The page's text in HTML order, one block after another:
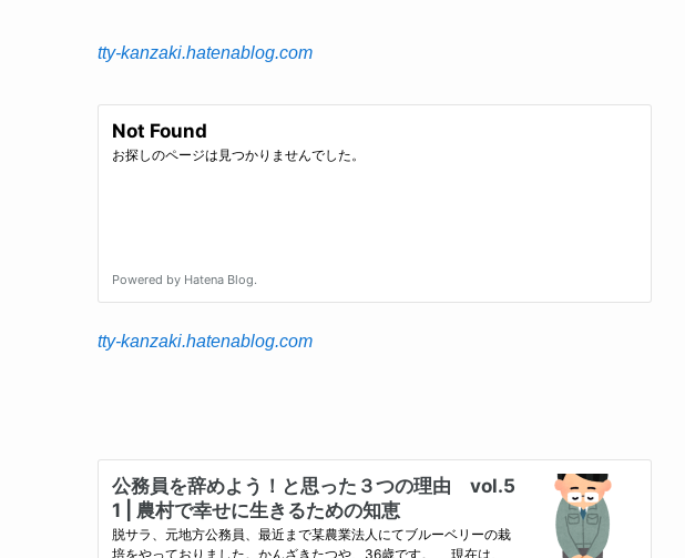
tty-kanzaki.hatenablog.com
tty-kanzaki.hatenablog.com